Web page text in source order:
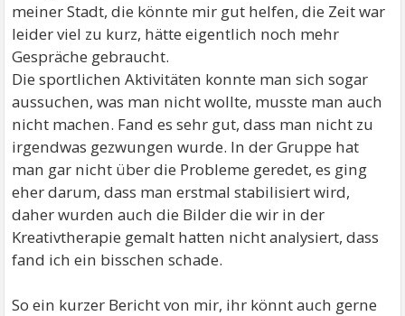
meiner Stadt, die könnte mir gut helfen, die Zeit war
leider viel zu kurz, hätte eigentlich noch mehr
Gespräche gebraucht.
Die sportlichen Aktivitäten konnte man sich sogar
aussuchen, was man nicht wollte, musste man auch
nicht machen. Fand es sehr gut, dass man nicht zu
irgendwas gezwungen wurde. In der Gruppe hat
man gar nicht über die Probleme geredet, es ging
eher darum, dass man erstmal stabilisiert wird,
daher wurden auch die Bilder die wir in der
Kreativtherapie gemalt hatten nicht analysiert, dass
fand ich ein bisschen schade.
So ein kurzer Bericht von mir, ihr könnt auch gerne